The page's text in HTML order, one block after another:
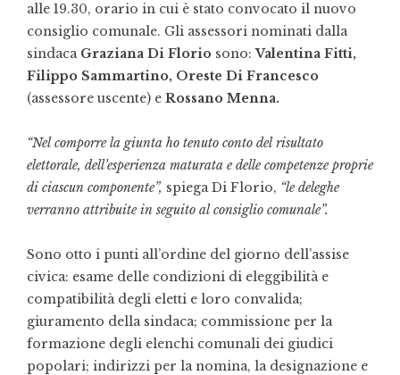
alle 19.30, orario in cui è stato convocato il nuovo
consiglio comunale. Gli assessori nominati dalla
sindaca Graziana Di Florio sono:Valentina Fitti,
Filippo Sammartino, Oreste Di Francesco
(assessore uscente) e Rossano Menna.
“Nel comporre la giunta ho tenuto conto del risultato
elettorale, dell’esperienza maturata e delle competenze proprie
di ciascun componente”, spiega Di Florio, “le deleghe
verranno attribuite in seguito al consiglio comunale”.
Sono otto i punti all’ordine del giorno dell’assise
civica: esame delle condizioni di eleggibilità e
compatibilità degli eletti e loro convalida;
giuramento della sindaca; commissione per la
formazione degli elenchi comunali dei giudici
popolari; indirizzi per la nomina, la designazione e